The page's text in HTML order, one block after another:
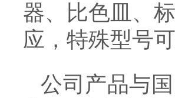
器、比色皿、
应，特殊型号可
公司产品与